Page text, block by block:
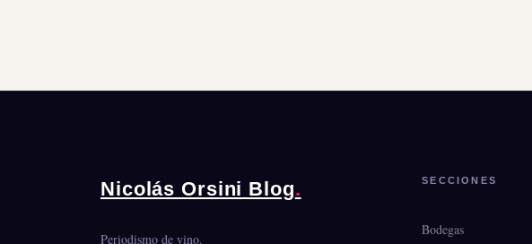
Nicolás Orsini Blog.
Periodismo de vino.
SECCIONES
Bodegas